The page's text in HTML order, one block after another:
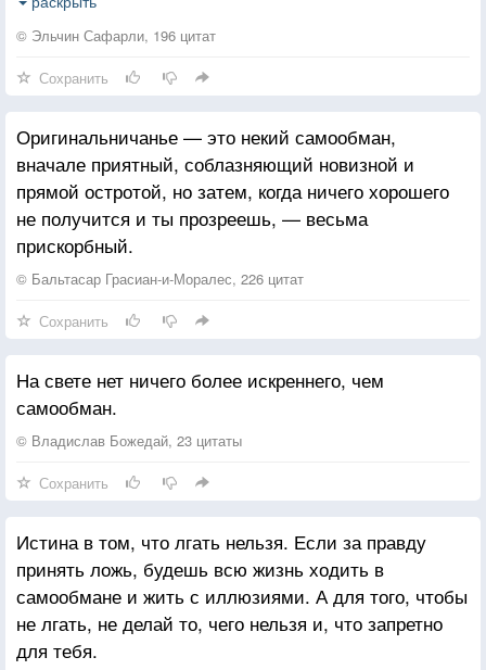
быть поровну — вот суть гармонии. Перевес в одну
любви не может быть замкнутого круга,
возвращающего человека к нему прежнему.
© Эльчин Сафарли, 196 цитат
Сохранить
Оригинальничанье — это некий самообман,
вначале приятный, соблазняющий новизной и
прямой остротой, но затем, когда ничего хорошего
не получится и ты прозреешь, — весьма
прискорбный.
© Бальтасар Грасиан-и-Моралес, 226 цитат
Сохранить
На свете нет ничего более искреннего, чем
самообман.
© Владислав Божедай, 23 цитаты
Сохранить
Истина в том, что лгать нельзя. Если за правду
принять ложь, будешь всю жизнь ходить в
самообмане и жить с иллюзиями. А для того, чтобы
не лгать, не делай то, чего нельзя и, что запретно
для тебя.